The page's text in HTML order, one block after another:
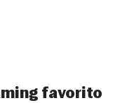
favorito